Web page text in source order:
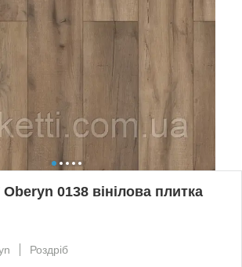
0138 вінілова плитка
Роздріб